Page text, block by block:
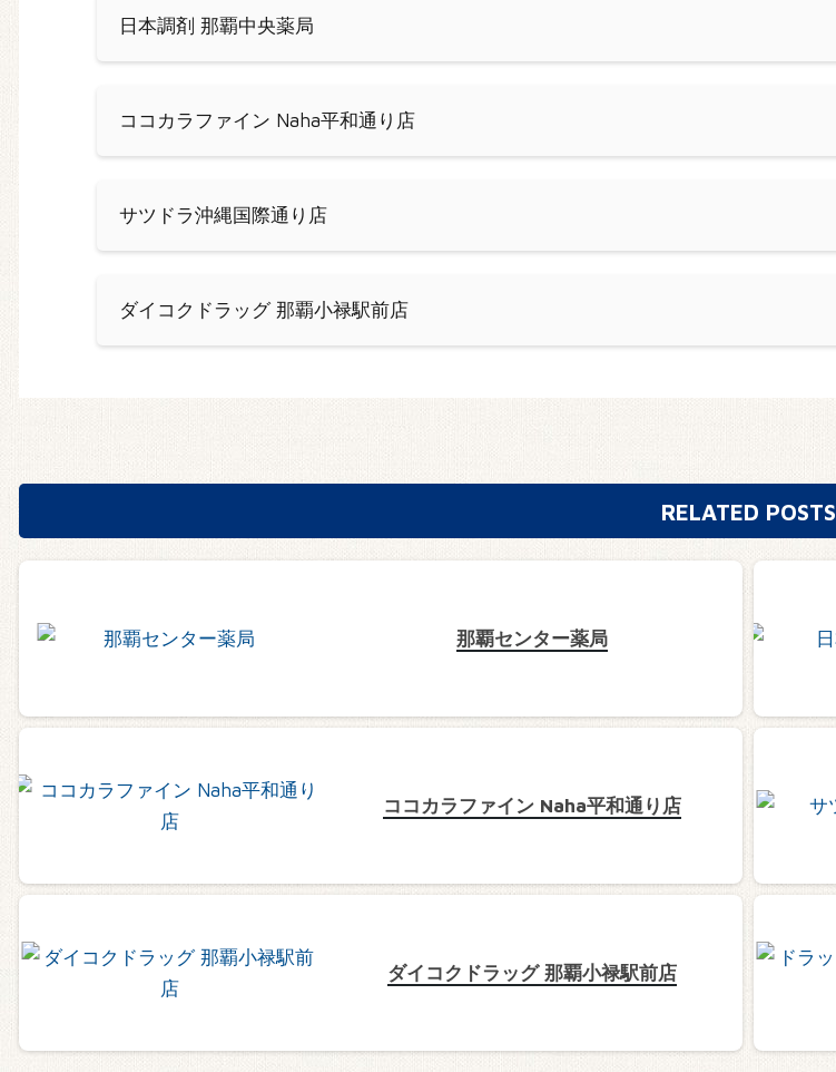
日本調剤 那覇中央薬局
ココカラファイン Naha平和通り店
サツドラ沖縄国際通り店
ダイコクドラッグ 那覇小禄駅前店
RELATED POSTS
那覇センター薬局
ココカラファイン Naha平和通り店
ダイコクドラッグ 那覇小禄駅前店